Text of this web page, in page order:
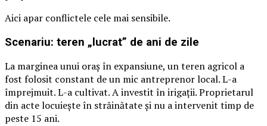
Aici apar conflictele cele mai sensibile.
Scenariu: teren „lucrat” de ani de zile
La marginea unui oraș în expansiune, un teren agricol a
fost folosit constant de un mic antreprenor local. L-a
împrejmuit. L-a cultivat. A investit în irigații. Proprietarul
din acte locuiește în străinătate și nu a intervenit timp de
peste 15 ani.